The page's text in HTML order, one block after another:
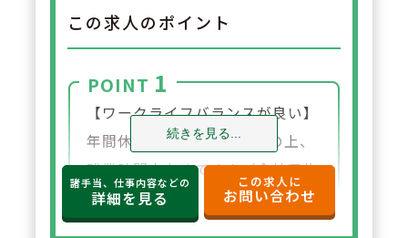
この求人のポイント
POINT 1
【ワークライフバランスが良い】
年間休日120日と多く、その上、
残業時間少なめです！（全社平均
で月単位での残業時間が12時間）
平均勤続年数も9年と長く続ける
続きを見る...
諸手当、仕事内容などの
詳細を見る
この求人に
お問い合わせ